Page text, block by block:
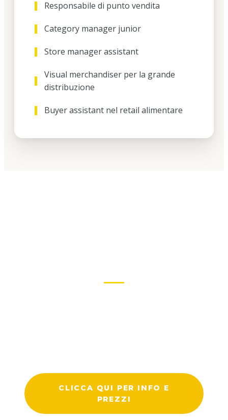
Responsabile di punto vendita
Category manager junior
Store manager assistant
Visual merchandiser per la grande
distribuzione
Buyer assistant nel retail alimentare
CLICCA QUI PER INFO E
PREZZI